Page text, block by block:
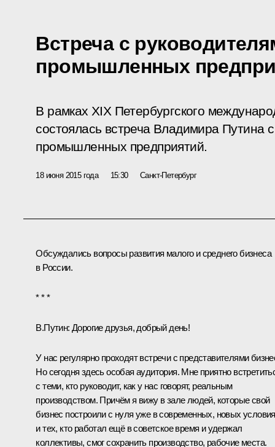
Встреча с
промышленных
В рамках XIX Петербургского
состоялась встреча Владимира Путина
промышленных предприятий.
18 июня 2015 года 15:30 Санкт-Петербург
Обсуждались вопросы развития малого и среднего бизнеса
в России.
* * *
В.Путин: Дорогие друзья, добрый день!
У нас регулярно проходят встречи с представителями
Но сегодня здесь особая аудитория. Мне приятно
с теми, кто руководит, как у нас говорят, реальным
производством. Причём я вижу в зале людей, которые свой
бизнес построили с нуля уже в современных, новых
и тех, кто работал ещё в советское время и удержал
коллективы, смог сохранить производство, рабочие места.